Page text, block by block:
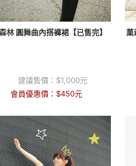
林 圓舞曲內搭褲裙【已售完】
建議售價： $1,000元
會員優惠價： $450元
菓